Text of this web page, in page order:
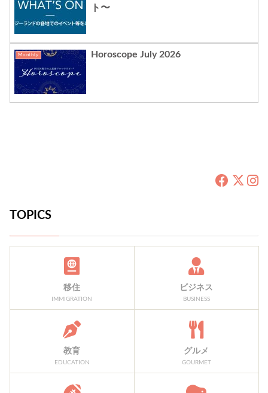
ト〜
Monthly Horoscope July 2026
TOPICS
移住
IMMIGRATION
ビジネス
BUSINESS
教育
EDUCATION
グルメ
GOURMET